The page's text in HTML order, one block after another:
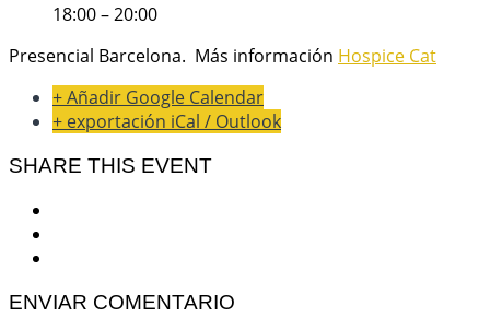
18:00 – 20:00
Presencial Barcelona. Más información Hospice Cat
+ Añadir Google Calendar
+ exportación iCal / Outlook
SHARE THIS EVENT
ENVIAR COMENTARIO